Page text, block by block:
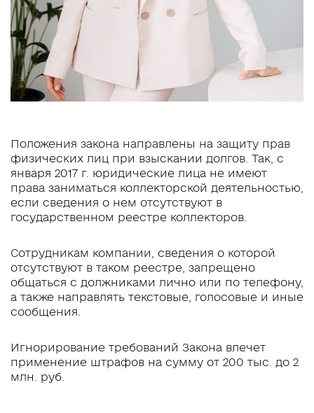
Положения закона направлены на защиту прав
физических лиц при взыскании долгов. Так, с
января 2017 г. юридические лица не имеют
права заниматься коллекторской деятельностью,
если сведения о нем отсутствуют в
государственном реестре коллекторов.
Сотрудникам компании, сведения о которой
отсутствуют в таком реестре, запрещено
общаться с должниками лично или по телефону,
а также направлять текстовые, голосовые и иные
сообщения.
Игнорирование требований Закона влечет
применение штрафов на сумму от 200 тыс. до 2
млн. руб.